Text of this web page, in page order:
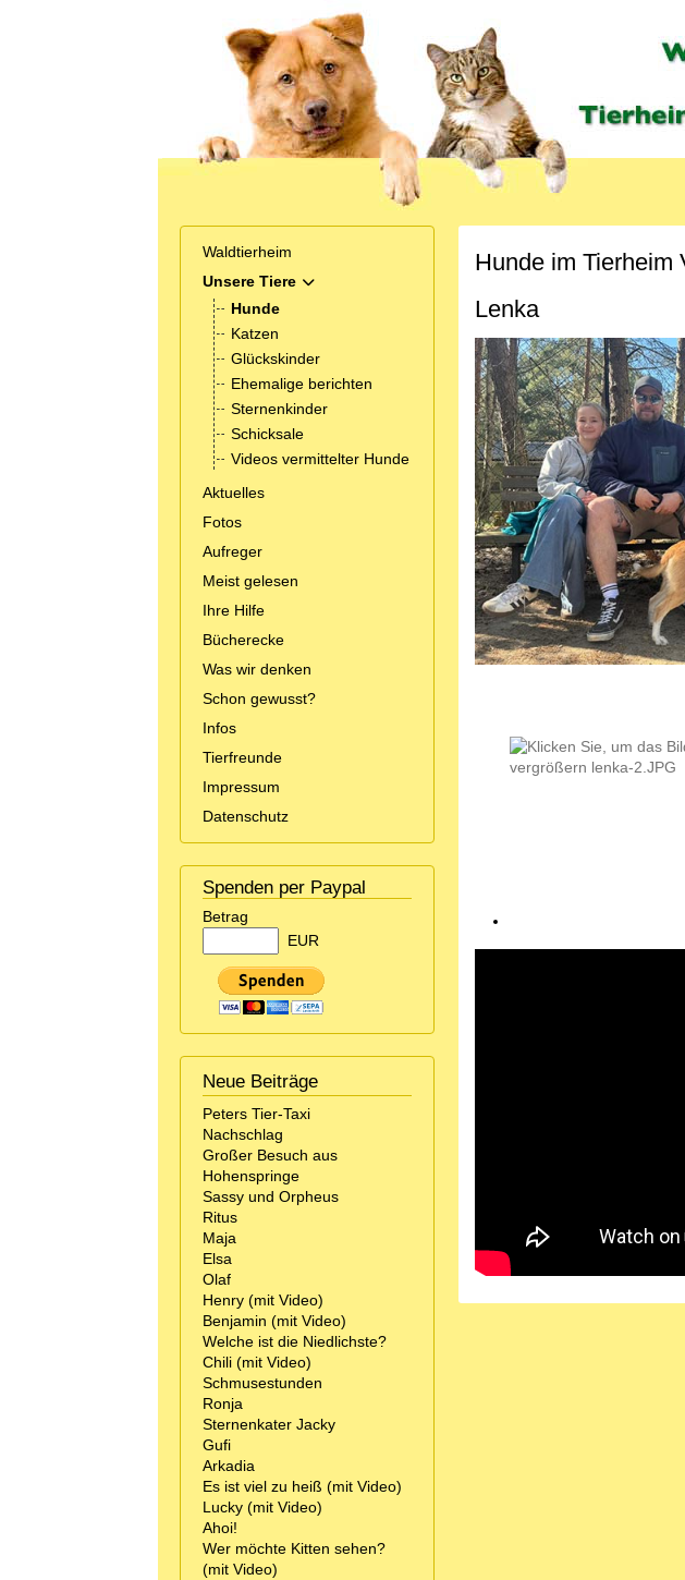
Waldtierheim
Unsere Tiere
MOD_MENU_TOGGLE_SUBMENU_LABEL
Hunde
Katzen
Glückskinder
Ehemalige berichten
Sternenkinder
Schicksale
Videos vermittelter Hunde
Aktuelles
Fotos
Aufreger
Meist gelesen
Ihre Hilfe
Bücherecke
Was wir denken
Schon gewusst?
Infos
Tierfreunde
Impressum
Datenschutz
Spenden per Paypal
Betrag
EUR
Neue Beiträge
Peters Tier-Taxi
Nachschlag
Großer Besuch aus
Hohenspringe
Sassy und Orpheus
Ritus
Maja
Elsa
Olaf
Henry (mit Video)
Benjamin (mit Video)
Welche ist die Niedlichste?
Chili (mit Video)
Schmusestunden
Ronja
Sternenkater Jacky
Gufi
Arkadia
Es ist viel zu heiß (mit Video)
Lucky (mit Video)
Ahoi!
Wer möchte Kitten sehen?
(mit Video)
Hunde im Tierheim
Lenka